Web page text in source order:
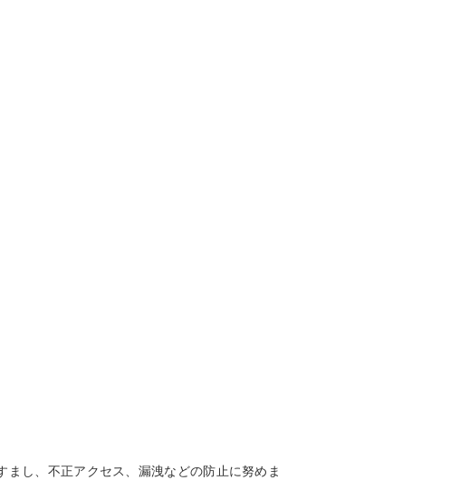
し、不正アクセス、漏洩などの防止に努めま